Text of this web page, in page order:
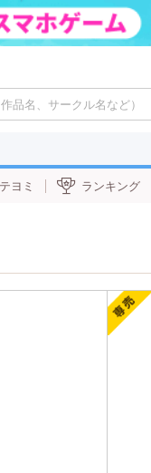
ヨミ ランキング